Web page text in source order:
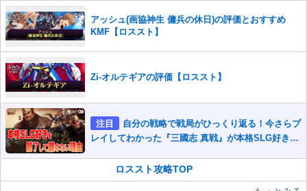
アッシュ(画協神生 傭兵の休日)の評価とおすすめ
KMF【ロススト】
Zi-オルテギアの評価【ロススト】
注目
自分の戦略で戦局がひっくり返る！今さらプ
レイしてわかった『三國志 真戦』が本格SLG好きを
ロススト攻略TOP